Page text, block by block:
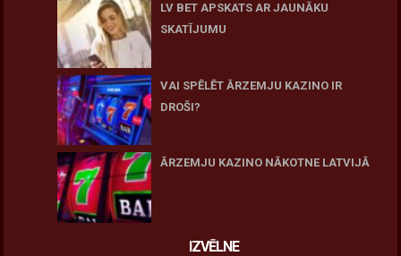
LV BET APSKATS AR JAUNĀKU
SKATĪJUMU
VAI SPĒLĒT ĀRZEMJU KAZINO IR
DROŠI?
ĀRZEMJU KAZINO NĀKOTNE LATVIJĀ
IZVĒLNE